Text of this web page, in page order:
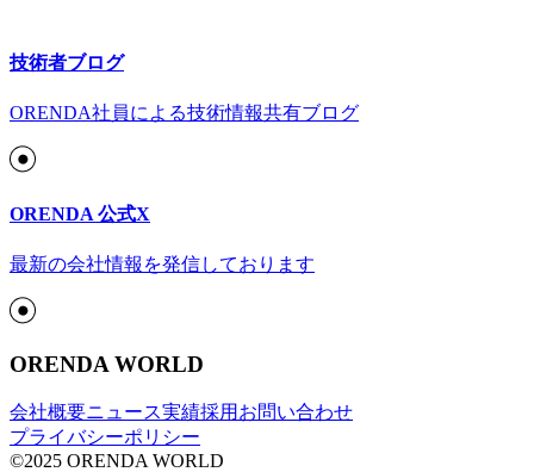
技術者ブログ
ORENDA社員による技術情報共有ブログ
ORENDA 公式X
最新の会社情報を発信しております
ORENDA WORLD
会社概要ニュース実績採用 お問い合わせ
プライバシーポリシー
©2025 ORENDA WORLD